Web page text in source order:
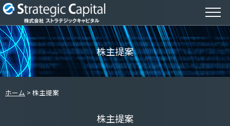
株主提案
ホーム 株主提案
株主提案